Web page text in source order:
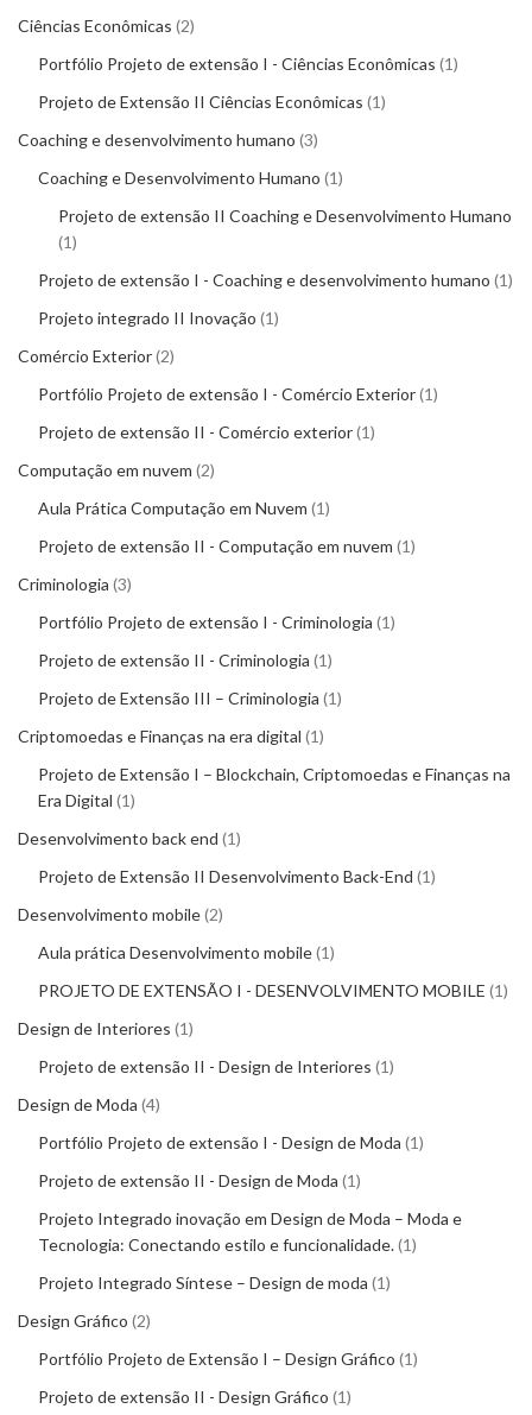
Ciências Econômicas 2
Portfólio Projeto de extensão I - Ciências Econômicas 1
Projeto de Extensão II Ciências Econômicas 1
Coaching e desenvolvimento humano 3
Coaching e Desenvolvimento Humano 1
Projeto de extensão II Coaching e Desenvolvimento Humano
1
Projeto de extensão I - Coaching e desenvolvimento humano 1
Projeto integrado II Inovação 1
Comércio Exterior 2
Portfólio Projeto de extensão I - Comércio Exterior 1
Projeto de extensão II - Comércio exterior 1
Computação em nuvem 2
Aula Prática Computação em Nuvem 1
Projeto de extensão II - Computação em nuvem 1
Criminologia 3
Portfólio Projeto de extensão I - Criminologia 1
Projeto de extensão II - Criminologia 1
Projeto de Extensão III – Criminologia 1
Criptomoedas e Finanças na era digital 1
Projeto de Extensão I – Blockchain, Criptomoedas e Finanças na
Era Digital 1
Desenvolvimento back end 1
Projeto de Extensão II Desenvolvimento Back-End 1
Desenvolvimento mobile 2
Aula prática Desenvolvimento mobile 1
PROJETO DE EXTENSÃO I - DESENVOLVIMENTO MOBILE 1
Design de Interiores 1
Projeto de extensão II - Design de Interiores 1
Design de Moda 4
Portfólio Projeto de extensão I - Design de Moda 1
Projeto de extensão II - Design de Moda 1
Projeto Integrado inovação em Design de Moda – Moda e
Tecnologia: Conectando estilo e funcionalidade. 1
Projeto Integrado Síntese – Design de moda 1
Design Gráfico 2
Portfólio Projeto de Extensão I – Design Gráfico 1
Projeto de extensão II - Design Gráfico 1